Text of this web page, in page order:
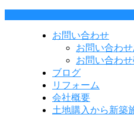
お問い合わせ
お問い合わ
お問い合わ
ブログ
リフォーム
会社概要
土地購入から新築